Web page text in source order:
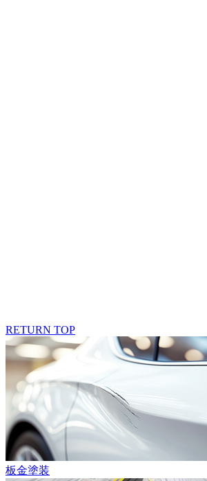
RETURN TOP
板金塗装